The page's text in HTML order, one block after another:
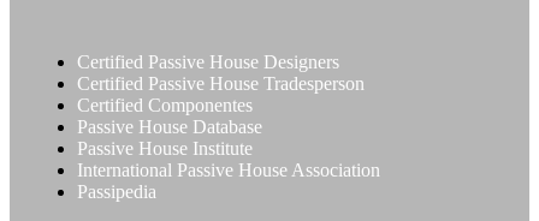
Certified Passive House Designers
Certified Passive House Tradesperson
Certified Componentes
Passive House Database
Passive House Institute
International Passive House Association
Passipedia